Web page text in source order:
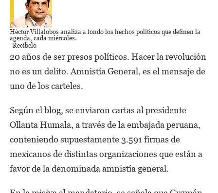
Héctor Villalobos analiza a fondo los hechos políticos que definen la
agenda, cada miércoles.
Recíbelo
20 años de ser presos políticos. Hacer la revolución
no es un delito. Amnistía General, es el mensaje de
uno de los carteles.
Según el blog, se enviaron cartas al presidente
Ollanta Humala, a través de la embajada peruana,
conteniendo supuestamente 3.591 firmas de
mexicanos de distintas organizaciones que están a
favor de la denominada amnistía general.